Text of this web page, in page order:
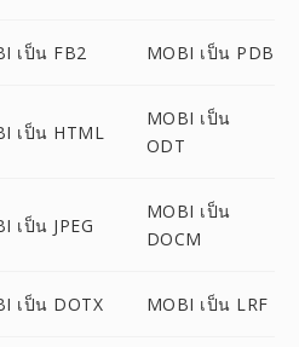
เป็น FB2 MOBI เป็น PDB
เป็น HTML
MOBI เป็น
ODT
เป็น JPEG
MOBI เป็น
DOCM
เป็น DOTX MOBI เป็น LRF